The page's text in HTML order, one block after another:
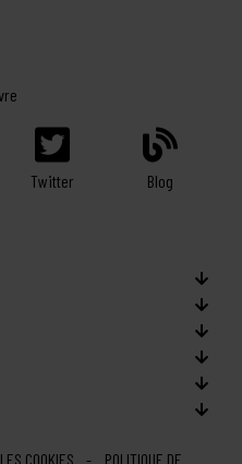
Twitter Blog
COOKIES POLITIQUE DE